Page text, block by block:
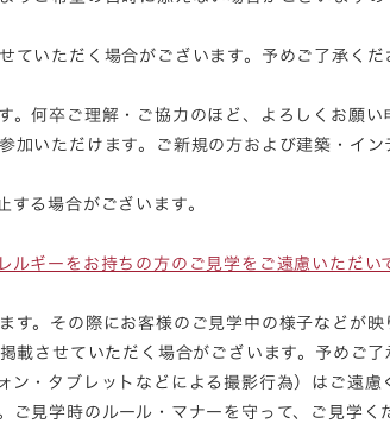
ていただく場合がございます。予めご了承くだ
。何卒ご理解・ご協力のほど、よろしくお願い
加いただけます。ご新規の方および建築・イ
する場合がございます。
ギーをお持ちの方のご見学をご遠慮いただい
す。その際にお客様のご見学中の様子などが映
させていただく場合がございます。予めご了
ン・タブレットなどによる撮影行為）はご遠慮
ご見学時のルール・マナーを守って、ご見学